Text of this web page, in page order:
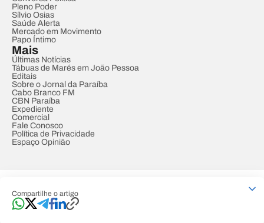
Compartilhe o artigo
Pleno Poder
Sílvio Osias
Saúde Alerta
Mercado em Movimento
Papo Íntimo
Mais
Últimas Notícias
Tábuas de Marés em João Pessoa
Editais
Sobre o Jornal da Paraíba
Cabo Branco FM
CBN Paraíba
Expediente
Comercial
Fale Conosco
Política de Privacidade
Espaço Opinião
Developed by Designed by